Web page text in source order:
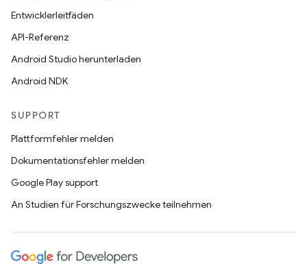
Entwicklerleitfäden
API-Referenz
Android Studio herunterladen
Android NDK
SUPPORT
Plattformfehler melden
Dokumentationsfehler melden
Google Play support
An Studien für Forschungszwecke teilnehmen